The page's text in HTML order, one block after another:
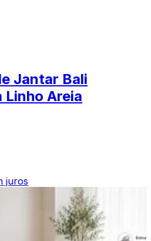
Jantar Bali
Linho Areia
juros